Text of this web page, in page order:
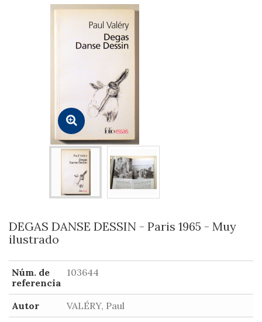
DEGAS DANSE DESSIN - Paris 1965 - Muy
ilustrado
Núm. de
referencia
103644
Autor
VALÉRY, Paul